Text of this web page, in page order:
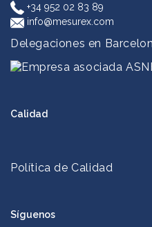
+34 952 02 83 89
info@mesurex.com
Delegaciones en
Calidad
Política de Calidad
Síguenos